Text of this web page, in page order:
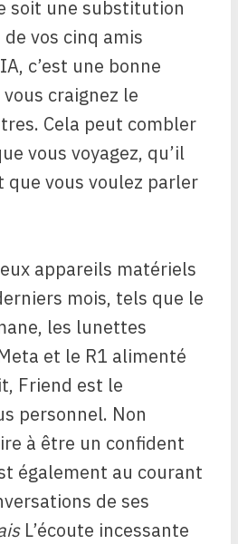
soit une substitution
vos cinq amis
c’est une bonne
craignez le
Cela peut combler
vous voyagez, qu’il
que vous voulez parler
appareils matériels
mois, tels que le
les lunettes
et le R1 alimenté
Friend est le
personnel. Non
à être un confident
également au courant
de ses
L’écoute incessante